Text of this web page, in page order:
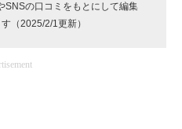
SNSの口コミをもとにして編集
（2025/2/1更新）